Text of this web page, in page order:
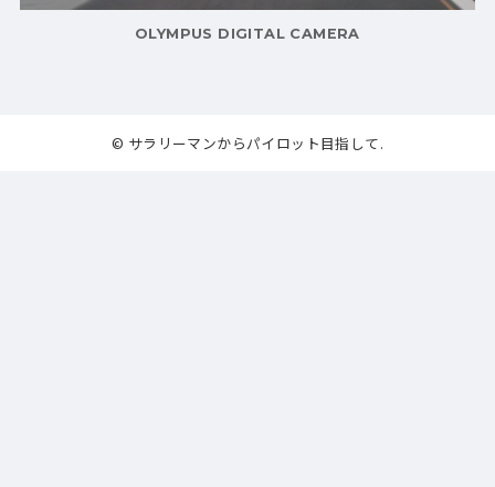
OLYMPUS DIGITAL CAMERA
© サラリーマンからパイロット目指して.